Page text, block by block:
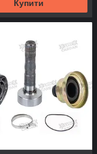
Купити